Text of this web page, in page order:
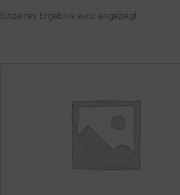
Einzelnes Ergebnis wird angezeigt